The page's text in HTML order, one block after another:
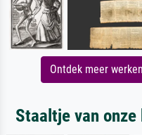
Ontdek meer
Staaltje van